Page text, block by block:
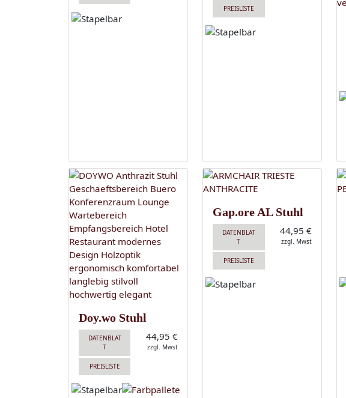
PREISLISTE
Doy.wo Stuhl
DATENBLAT
T
PREISLISTE
44,95 €
zzgl. Mwst
Gap.ore AL Stuhl
DATENBLAT
T
PREISLISTE
44,95 €
zzgl. Mwst